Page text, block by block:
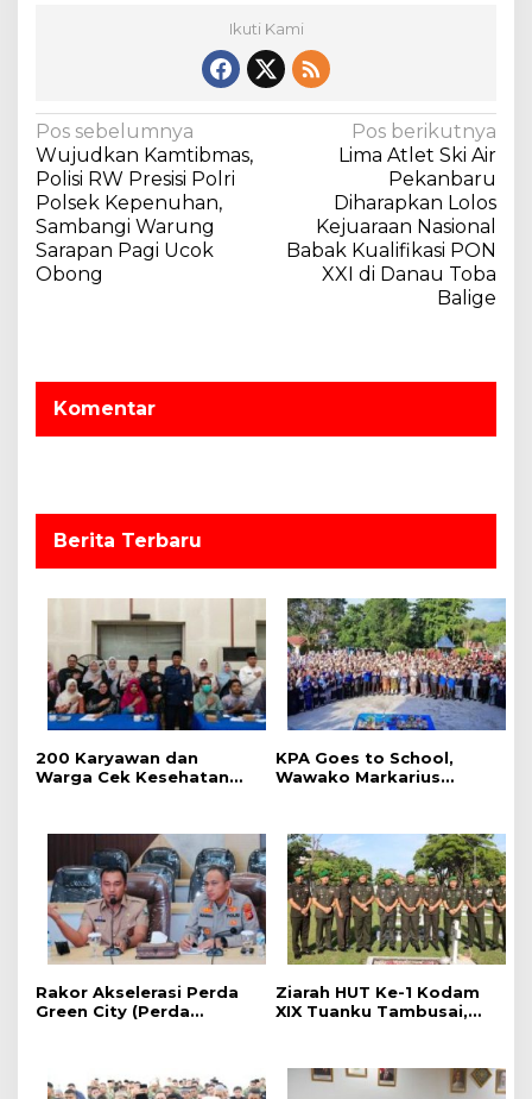
n
i
k
s
e
c
a
a
Ikuti Kami
N
a
v
i
g
p
o
Pos sebelumnya
Wujudkan Kamtibmas,
Polisi RW Presisi Polri
Polsek Kepenuhan,
Sambangi Warung
Sarapan Pagi Ucok
Obong
Pos berikutnya
Lima Atlet Ski Air
Pekanbaru
Diharapkan Lolos
Kejuaraan Nasional
Babak Kualifikasi PON
XXI di Danau Toba
Balige
Komentar
Berita Terbaru
‎200 Karyawan dan
Warga Cek Kesehatan
‎KPA Goes to School,
‎Wawako Markarius
Kalangan Pelajar
Rakor Akselerasi Perda
Green City (Perda
Kota Pekanbaru dan Tim
Ziarah HUT Ke-1 Kodam
XIX Tuanku Tambusai,
Khidmat